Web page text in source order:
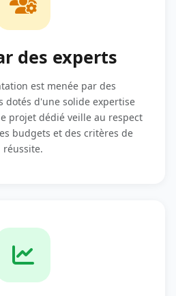
des experts
est menée par des
dotés d'une solide expertise
projet dédié veille au respect
budgets et des critères de
réussite.